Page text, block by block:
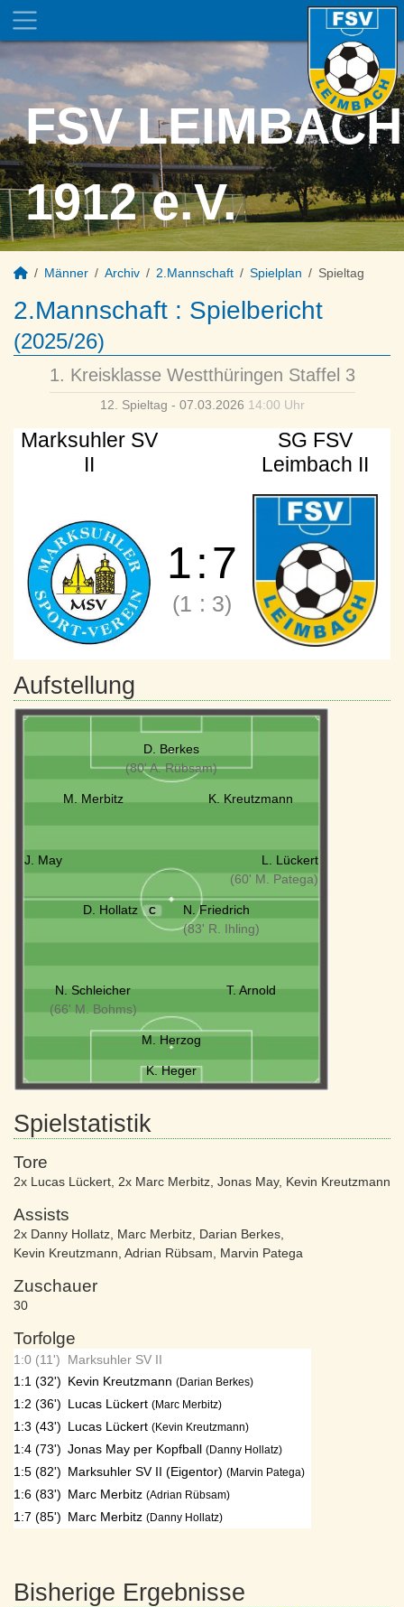
FSV LEIMBACH
1912 e.V.
Männer Archiv 2.Mannschaft Spielplan Spieltag
2.Mannschaft : Spielbericht
(2025/26)
1. Kreisklasse Westthüringen Staffel 3
12. Spieltag - 07.03.2026 14:00 Uhr
Marksuhler SV
II
SG FSV
Leimbach II
1:7
(1 : 3)
Aufstellung
D. Berkes
(80' A. Rübsam)
M. Merbitz K. Kreutzmann
J. May
L. Lückert
(60' M. Patega)
D. Hollatz C
N. Friedrich
(83' R. Ihling)
N. Schleicher
(66' M. Bohms)
T. Arnold
M. Herzog
K. Heger
Spielstatistik
Tore
2x Lucas Lückert 2x Marc Merbitz Jonas May, Kevin Kreutzmann
Assists
2x Danny Hollatz Marc Merbitz Darian Berkes
Kevin Kreutzmann Adrian Rübsam Marvin Patega
Zuschauer
30
Torfolge
1:0 (11')
Marksuhler SV II
1:1 (32') Kevin Kreutzmann (Darian Berkes)
1:2 (36') Lucas Lückert (Marc Merbitz)
1:3 (43') Lucas Lückert (Kevin Kreutzmann)
1:4 (73') Jonas May per Kopfball (Danny Hollatz)
1:5 (82') Marksuhler SV II (Eigentor) (Marvin Patega)
1:6 (83') Marc Merbitz (Adrian Rübsam)
1:7 (85') Marc Merbitz (Danny Hollatz)
Bisherige Ergebnisse